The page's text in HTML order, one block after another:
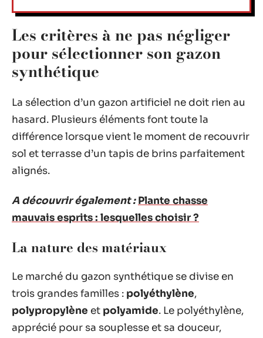
Les critères à ne pas négliger
pour sélectionner son gazon
synthétique
La sélection d’un gazon artificiel ne doit rien au
hasard. Plusieurs éléments font toute la
différence lorsque vient le moment de recouvrir
sol et terrasse d’un tapis de brins parfaitement
alignés.
A découvrir également : Plante chasse
mauvais esprits : lesquelles choisir ?
La nature des matériaux
Le marché du gazon synthétique se divise en
trois grandes familles : polyéthylène,
polypropylène et polyamide. Le polyéthylène,
apprécié pour sa souplesse et sa douceur,